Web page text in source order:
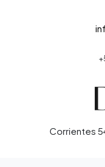
Corrientes